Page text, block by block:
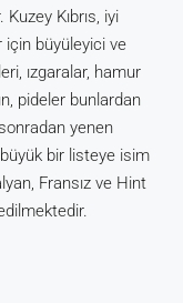
Kıbrıs, iyi
için büyüleyici ve
ızgaralar, hamur
pideler bunlardan
yenen
bir listeye isim
Fransız ve Hint